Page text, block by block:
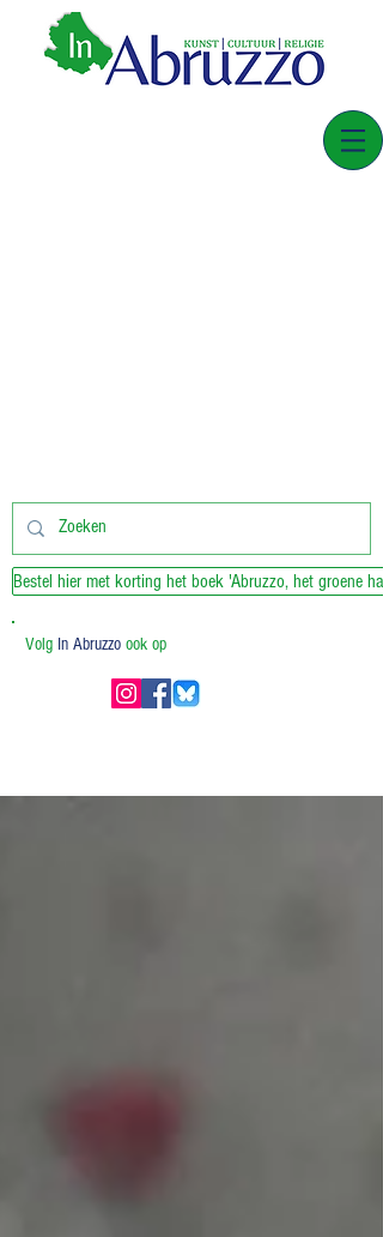
Bestel hier met korting het boek 'Abruzzo, het groene
Volg In Abruzzo ook op